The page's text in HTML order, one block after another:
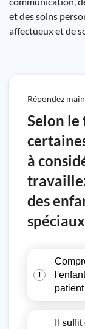
et des soins
affectueux et de
Répondez
Selon le
à
des
1
Il